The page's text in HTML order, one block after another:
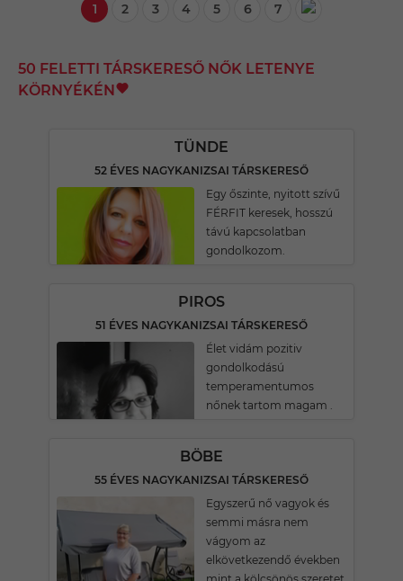
1 2 3 4 5 6 7
50 FELETTI TÁRSKERESŐ NŐK LETENYE
KÖRNYÉKÉN
TÜNDE
52 ÉVES NAGYKANIZSAI TÁRSKERESŐ
Egy őszinte, nyitott szívű
FÉRFIT keresek, hosszú
távú kapcsolatban
gondolkozom.
PIROS
51 ÉVES NAGYKANIZSAI TÁRSKERESŐ
Élet vidám pozitiv
gondolkodású
temperamentumos
nőnek tartom magam .
BÖBE
55 ÉVES NAGYKANIZSAI TÁRSKERESŐ
Egyszerű nő vagyok és
semmi másra nem
vágyom az
elkövetkezendő években